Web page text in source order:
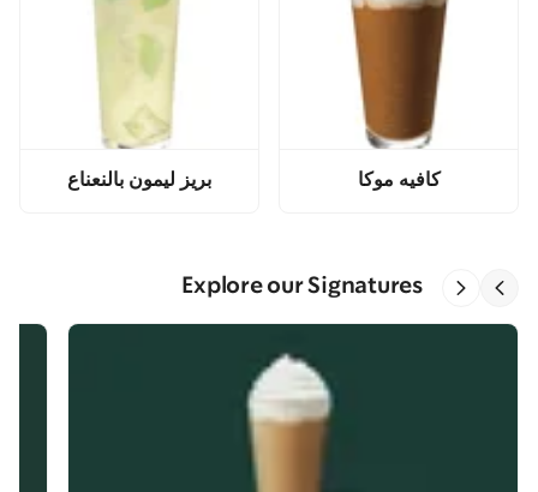
كافيه موكا بريز ليمون بالنعناع
Explore our Signatures